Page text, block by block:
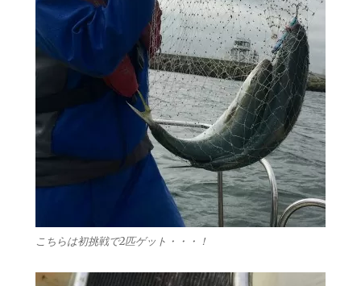
こちらは初挑戦で2匹ゲット・・・！